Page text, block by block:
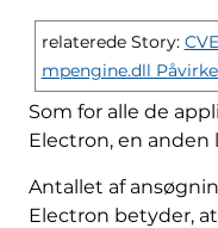
relaterede Story:
mpengine.dll
Som for alle de
Electron, en anden
Antallet af
Electron betyder,